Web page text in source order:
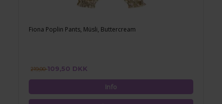
Fiona Poplin Pants, Müsli, Buttercream
219,00109,50 DKK